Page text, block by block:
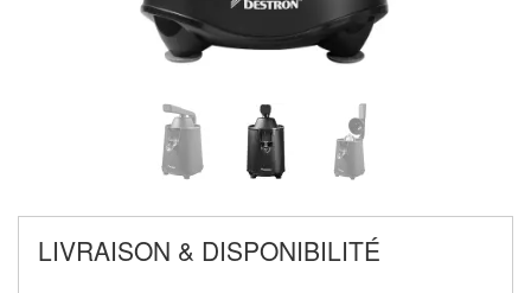
LIVRAISON & DISPONIBILITÉ